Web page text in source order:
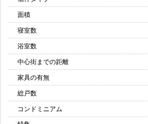
面積
寝室数
浴室数
中心街までの距離
家具の有無
総戸数
コンドミニアム